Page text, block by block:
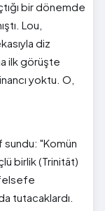
bir dönemde
Lou,
diz
ilk görüşte
yoktu. O,
"Komün
birlik (Trinität)
felsefe
tutacaklardı.